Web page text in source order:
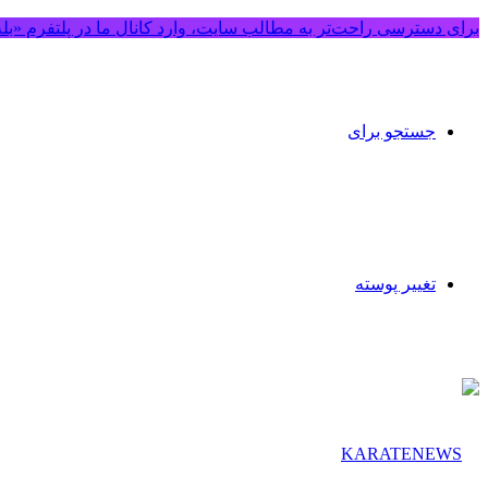
برای دسترسی راحت‌تر به مطالب سایت، وارد کانال ما در پلتفرم
جستجو برای
تغییر پوسته